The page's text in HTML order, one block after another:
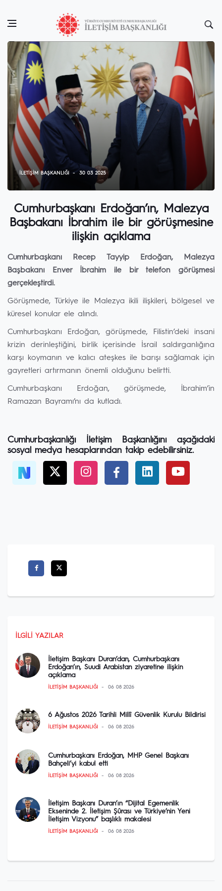
İLETIŞIM BAŞKANLIĞI 30 03 2025
Cumhurbaşkanı Erdoğan’ın, Malezya
Başbakanı İbrahim ile bir görüşmesine
ilişkin açıklama
Cumhurbaşkanı Recep Tayyip Erdoğan, Malezya
Başbakanı Enver İbrahim ile bir telefon görüşmesi
gerçekleştirdi.
Görüşmede, Türkiye ile Malezya ikili ilişkileri, bölgesel ve
küresel konular ele alındı.
Cumhurbaşkanı Erdoğan, görüşmede, Filistin’deki insani
krizin derinleştiğini, birlik içerisinde İsrail saldırganlığına
karşı koymanın ve kalıcı ateşkes ile barışı sağlamak için
gayretleri artırmanın önemli olduğunu belirtti.
Cumhurbaşkanı Erdoğan, görüşmede, İbrahim’in
Ramazan Bayramı’nı da kutladı.
Cumhurbaşkanlığı İletişim Başkanlığını aşağıdaki
sosyal medya hesaplarından takip edebilirsiniz.
İLGILI YAZILAR
İletişim Başkanı Duran’dan, Cumhurbaşkanı
Erdoğan’ın, Suudi Arabistan ziyaretine ilişkin
açıklama
İLETIŞIM BAŞKANLIĞI 06 08 2026
6 Ağustos 2026 Tarihli Millî Güvenlik Kurulu Bildirisi
İLETIŞIM BAŞKANLIĞI 06 08 2026
Cumhurbaşkanı Erdoğan, MHP Genel Başkanı
Bahçeli’yi kabul etti
İLETIŞIM BAŞKANLIĞI 06 08 2026
İletişim Başkanı Duran’ın “Dijital Egemenlik
Ekseninde 2. İletişim Şûrası ve Türkiye’nin Yeni
İletişim Vizyonu” başlıklı makalesi
İLETIŞIM BAŞKANLIĞI 06 08 2026